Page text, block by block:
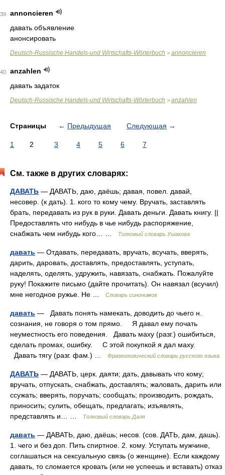
39
annoncieren
давать объявление
анонсировать
Deutsch-Russische Handels-und Wirtschafts-Wörterbuch > annoncieren
40
anzahlen
давать задаток
Deutsch-Russische Handels-und Wirtschafts-Wörterbuch > anzahlen
Страницы ← Предыдущая Следующая →
1 2 3 4 5 6 7
См. также в других словарях:
ДАВАТЬ — ДАВАТЬ, даю, даёшь; давая, повел. давай,
несовер. (к дать). 1. кого то кому чему. Вручать, заставлять
брать, передавать из рук в руки. Давать деньги. Давать книгу. ||
Предоставлять что нибудь в чье нибудь распоряжение,
снабжать чем нибудь кого… …
Толковый словарь Ушакова
давать — Отдавать, передавать, вручать, всучать, вверять,
дарить, даровать, доставлять, предоставлять, уступать,
наделять, оделять, удружить, навязать, снабжать. Пожалуйте
руку! Покажите письмо (дайте прочитать). Он навязал (всучил)
мне негодное ружье. Не …
Словарь синонимов
давать — Давать понять намекать, доводить до чьего н.
сознания, не говоря о том прямо. Я давал ему почать
неуместность его поведения. Давать маху (разг.) ошибиться,
сделать промах, ошибку. С этой покупкой я дал маху.
Давать тягу (разг. фам.) …
Фразеологический словарь русского языка
ДАВАТЬ — ДАВАТЬ, церк. даяти; дать, давывать что кому;
вручать, отпускать, снабжать, доставлять; жаловать, дарить или
ссужать; вверять, поручать; сообщать; производить, рождать,
приносить; сулить, обещать, предлагать; изъявлять,
представлять и… …
Толковый словарь Даля
давать — ДАВАТЬ, даю, даёшь; несов. (сов. ДАТЬ, дам, дашь).
1. чего и без доп. Пить спиртное. 2. кому. Уступать мужчине,
соглашаться на сексуальную связь (о женщине). Если каждому
давать, то сломается кровать (или не успеешь и вставать) отказ